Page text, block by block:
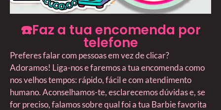
☎️Faz a tua encomenda por
telefone
Preferes falar com pessoas em vez de clicar?
Adoramos! Liga-nos e faremos a tua encomenda como
nos velhos tempos: rápido, fácil e com atendimento
humano. Aconselhamos-te, esclarecemos dúvidas e, se
for preciso, falamos sobre qual foi a tua Barbie favorita